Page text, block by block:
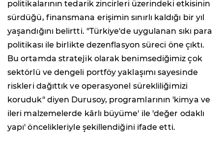
politikalarının tedarik zincirleri üzerindeki etkisinin
sürdüğü, finansmana erişimin sınırlı kaldığı bir yıl
yaşandığını belirtti. "Türkiye'de uygulanan sıkı para
politikası ile birlikte dezenflasyon süreci öne çıktı.
Bu ortamda stratejik olarak benimsediğimiz çok
sektörlü ve dengeli portföy yaklaşımı sayesinde
riskleri dağıttık ve operasyonel sürekliliğimizi
koruduk" diyen Durusoy, programlarının 'kimya ve
ileri malzemelerde kârlı büyüme' ile 'değer odaklı
yapı' öncelikleriyle şekillendiğini ifade etti.